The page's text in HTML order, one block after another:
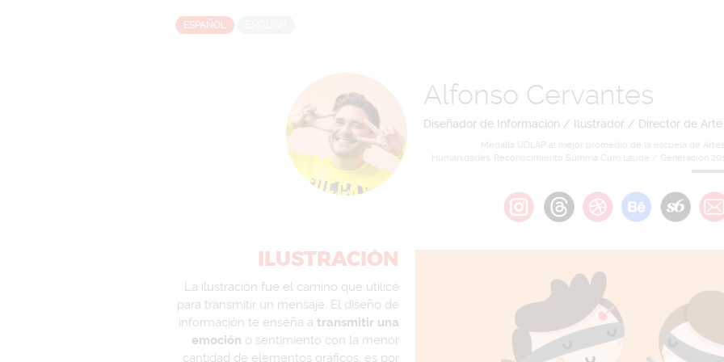
ESPAÑOL
Alfonso Cervantes
Diseñador de Información / Ilustrador / Director de Arte
Medalla UDLAP al mejor promedio de la escuela de
Humanidades. Reconocimiento Summa Cum Laude / Generación
ILUSTRACIÓN
La ilustración fue el camino que utilicé
para transmitir un mensaje. El diseño de
información te enseña a transmitir una
emoción o sentimiento con la menor
cantidad de elementos gráficos, es por